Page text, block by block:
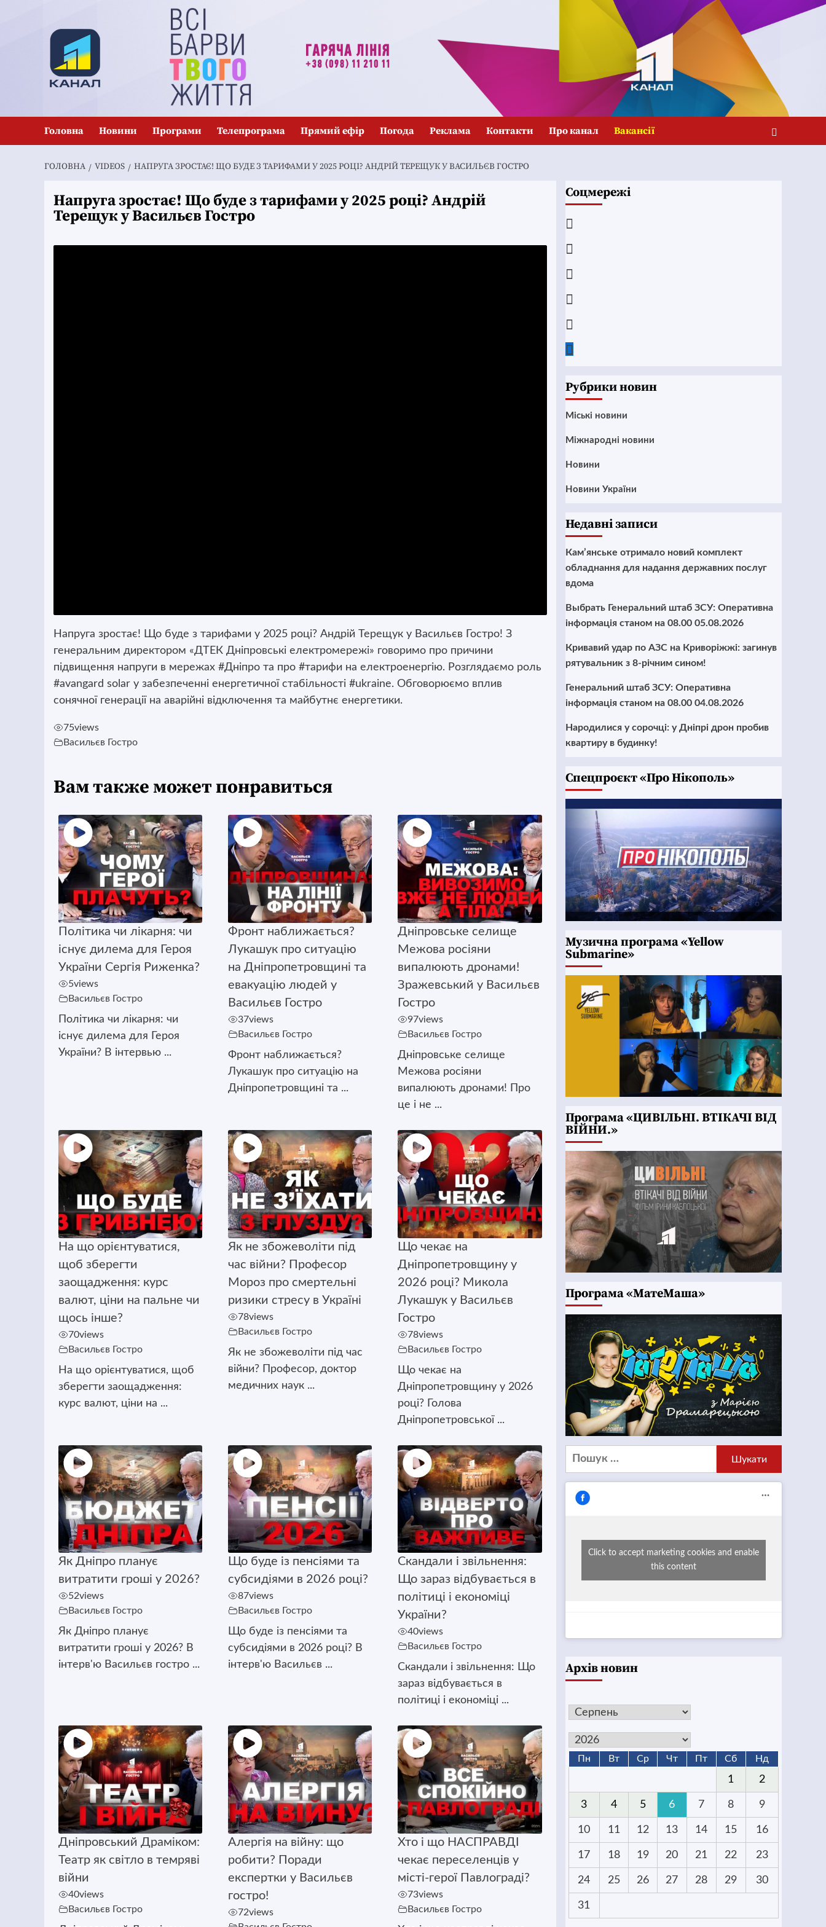
Головна Новини Програми Телепрограма Прямий ефір Погода Реклама Контакти Про канал Вакансії
ГОЛОВНА VIDEOS НАПРУГА ЗРОСТАЄ! ЩО БУДЕ З ТАРИФАМИ У 2025 РОЦІ? АНДРІЙ ТЕРЕЩУК У ВАСИЛЬЄВ ГОСТРО
Напруга зростає! Що буде з тарифами у 2025 році? Андрій
Терещук у Васильєв Гостро
Напруга зростає! Що буде з тарифами у 2025 році? Андрій Терещук у Васильєв Гостро! З
генеральним директором «ДТЕК Дніпровські електромережі» говоримо про причини
підвищення напруги в мережах #Дніпро та про #тарифи на електроенергію. Розглядаємо роль
#avangard solar у забезпеченні енергетичної стабільності #ukraine. Обговорюємо вплив
сонячної генерації на аварійні відключення та майбутнє енергетики.
75views
Васильєв Гостро
Вам также может понравиться
Політика чи лікарня: чи
існує дилема для Героя
України Сергія Риженка?
5views
Васильєв Гостро
Політика чи лікарня: чи
існує дилема для Героя
України? В інтервью ...
Фронт наближається?
Лукашук про ситуацію
на Дніпропетровщині та
евакуацію людей у
Васильєв Гостро
37views
Васильєв Гостро
Фронт наближається?
Лукашук про ситуацію на
Дніпропетровщині та ...
Дніпровське селище
Межова росіяни
випалюють дронами!
Зражевський у Васильєв
Гостро
97views
Васильєв Гостро
Дніпровське селище
Межова росіяни
випалюють дронами! Про
це і не ...
На що орієнтуватися,
щоб зберегти
заощадження: курс
валют, ціни на пальне чи
щось інше?
70views
Васильєв Гостро
На що орієнтуватися, щоб
зберегти заощадження:
курс валют, ціни на ...
Як не збожеволіти під
час війни? Професор
Мороз про смертельні
ризики стресу в Україні
78views
Васильєв Гостро
Як не збожеволіти під час
війни? Професор, доктор
медичних наук ...
Що чекає на
Дніпропетровщину у
2026 році? Микола
Лукашук у Васильєв
Гостро
78views
Васильєв Гостро
Що чекає на
Дніпропетровщину у 2026
році? Голова
Дніпропетровської ...
Як Дніпро планує
витратити гроші у 2026?
52views
Васильєв Гостро
Як Дніпро планує
витратити гроші у 2026? В
інтерв'ю Васильєв гостро ...
Що буде із пенсіями та
субсидіями в 2026 році?
87views
Васильєв Гостро
Що буде із пенсіями та
субсидіями в 2026 році? В
інтерв'ю Васильєв ...
Скандали і звільнення:
Що зараз відбувається в
політиці і економіці
України?
40views
Васильєв Гостро
Скандали і звільнення: Що
зараз відбувається в
політиці і економіці ...
Дніпровський Драміком:
Театр як світло в темряві
війни
40views
Васильєв Гостро
Алергія на війну: що
робити? Поради
експертки у Васильєв
гостро!
72views
Хто і що НАСПРАВДІ
чекає переселенців у
місті-герої Павлограді?
73views
Васильєв Гостро
Соцмережі
Рубрики новин
Mіські новини
Міжнародні новини
Новини
Новини України
Недавні записи
Кам’янське отримало новий комплект
обладнання для надання державних послуг
вдома
Выбрать Генеральний штаб ЗСУ: Оперативна
інформація станом на 08.00 05.08.2026
Кривавий удар по АЗС на Криворіжжі: загинув
рятувальник з 8-річним сином!
Генеральний штаб ЗСУ: Оперативна
інформація станом на 08.00 04.08.2026
Народилися у сорочці: у Дніпрі дрон пробив
квартиру в будинку!
Cпецпроєкт «Про Нікополь»
Музична програма «Yellow
Submarine»
Програма «ЦИВІЛЬНІ. ВТІКАЧІ ВІД
ВІЙНИ.»
Програма «МатеМаша»
Пошук:
Click to accept marketing cookies and enable
this content
Архів новин
Пн Вт Ср Чт Пт Сб Нд
1 2
3 4 5 6 7 8 9
10 11 12 13 14 15 16
17 18 19 20 21 22 23
24 25 26 27 28 29 30
31